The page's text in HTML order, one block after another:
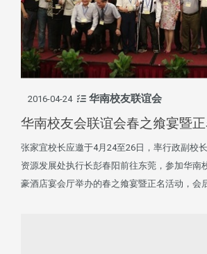
2016-04-24 华南校友联谊会
华南校友会联谊会春之飨宴暨
张家宜校长应邀于4月24至26日，率行政副校
资源发展处执行长彭春阳前往东莞，参加华南
豪酒店宴会厅举办的春之飨宴暨正名活动，会